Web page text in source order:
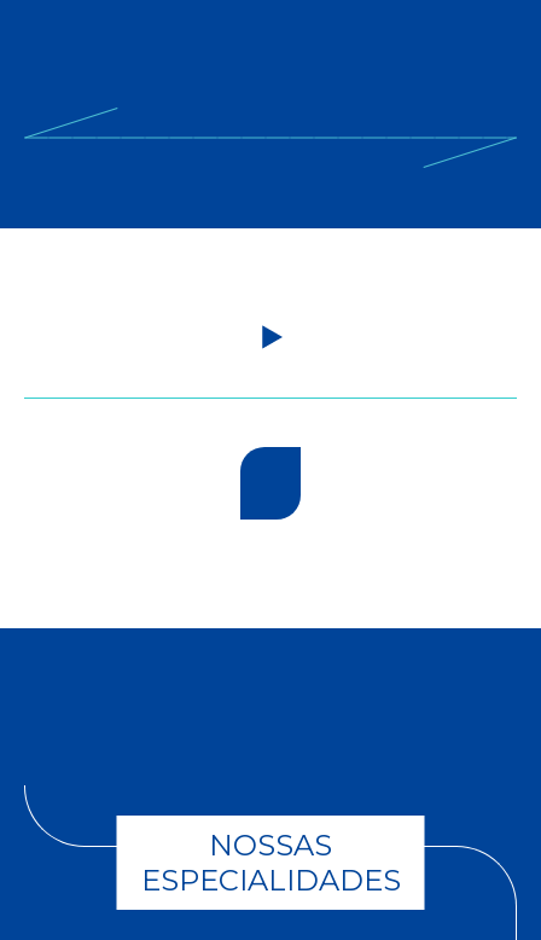
NOSSAS
ESPECIALIDADES